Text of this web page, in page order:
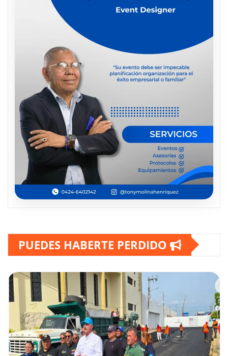
PUEDES HABERTE PERDIDO